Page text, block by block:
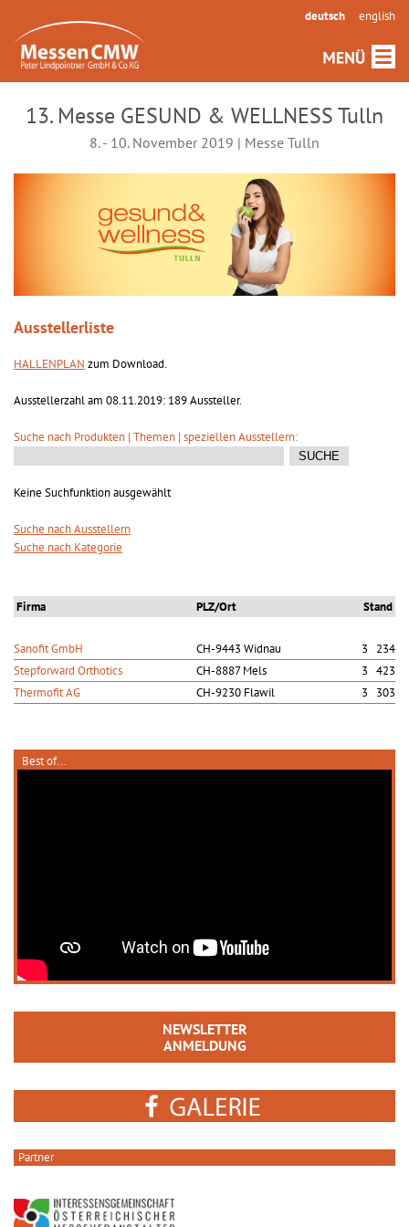
deutsch english
13. Messe GESUND & WELLNESS Tulln
8. - 10. November 2019 | Messe Tulln
Ausstellerliste
HALLENPLAN zum Download.
Ausstellerzahl am 08.11.2019: 189 Aussteller.
Suche nach Produkten | Themen | speziellen Ausstellern:
Keine Suchfunktion ausgewählt
Suche nach Ausstellern
Suche nach Kategorie
Firma PLZ/Ort Stand
Sanofit GmbH CH-9443 Widnau
3 234
Stepforward Orthotics
CH-8887 Mels
3 423
Thermofit AG
CH-9230 Flawil 3 303
Best of...
NEWSLETTER
ANMELDUNG
Partner